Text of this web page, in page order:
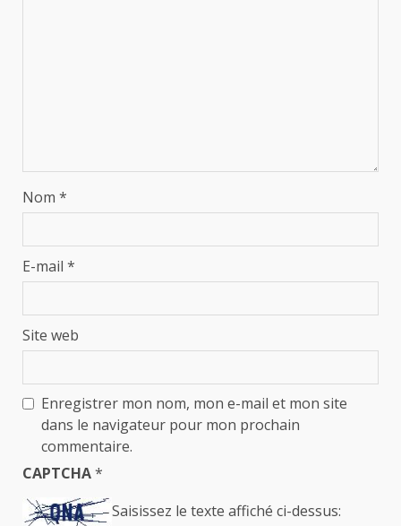
Nom *
E-mail *
Site web
Enregistrer mon nom, mon e-mail et mon site
dans le navigateur pour mon prochain
commentaire.
CAPTCHA*
Saisissez le texte affiché ci-dessus: